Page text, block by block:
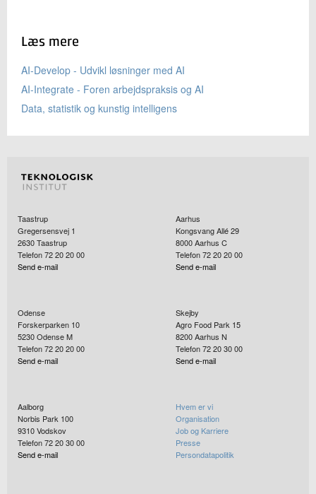
Læs mere
AI-Develop - Udvikl løsninger med AI
AI-Integrate - Foren arbejdspraksis og AI
Data, statistik og kunstig intelligens
Taastrup
Gregersensvej 1
2630Taastrup
Telefon 72 20 20 00
Send e-mail
Aarhus
Kongsvang Allé 29
8000Aarhus C
Telefon 72 20 20 00
Send e-mail
Odense
Forskerparken 10
5230Odense M
Telefon 72 20 20 00
Send e-mail
Skejby
Agro Food Park 15
8200Aarhus N
Telefon 72 20 30 00
Send e-mail
Aalborg
Norbis Park 100
9310Vodskov
Telefon 72 20 30 00
Send e-mail
Hvem er vi
Organisation
Job og Karriere
Presse
Persondatapolitik